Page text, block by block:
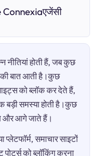
Connexiaएजेंसी
नीतियां होती हैं, जब कुछ
की बात आती है।कुछ
को ब्लॉक कर देते हैं,
बड़ी समस्या होती है।कुछ
और आगे जाते हैं।
प्लेटफॉर्म, समाचार साइटों
को ब्लॉकिंग करना